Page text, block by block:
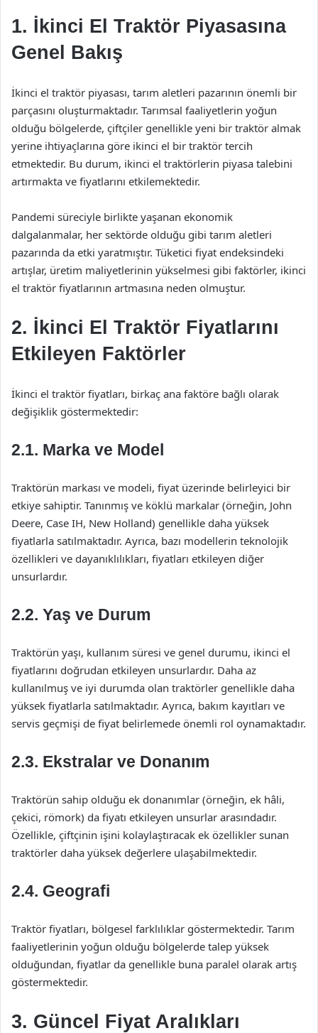
1. İkinci El Traktör Piyasasına
Genel Bakış
İkinci el traktör piyasası, tarım aletleri pazarının önemli bir
parçasını oluşturmaktadır. Tarımsal faaliyetlerin yoğun
olduğu bölgelerde, çiftçiler genellikle yeni bir traktör almak
yerine ihtiyaçlarına göre ikinci el bir traktör tercih
etmektedir. Bu durum, ikinci el traktörlerin piyasa talebini
artırmakta ve fiyatlarını etkilemektedir.
Pandemi süreciyle birlikte yaşanan ekonomik
dalgalanmalar, her sektörde olduğu gibi tarım aletleri
pazarında da etki yaratmıştır. Tüketici fiyat endeksindeki
artışlar, üretim maliyetlerinin yükselmesi gibi faktörler, ikinci
el traktör fiyatlarının artmasına neden olmuştur.
2. İkinci El Traktör Fiyatlarını
Etkileyen Faktörler
İkinci el traktör fiyatları, birkaç ana faktöre bağlı olarak
değişiklik göstermektedir:
2.1. Marka ve Model
Traktörün markası ve modeli, fiyat üzerinde belirleyici bir
etkiye sahiptir. Tanınmış ve köklü markalar (örneğin, John
Deere, Case IH, New Holland) genellikle daha yüksek
fiyatlarla satılmaktadır. Ayrıca, bazı modellerin teknolojik
özellikleri ve dayanıklılıkları, fiyatları etkileyen diğer
unsurlardır.
2.2. Yaş ve Durum
Traktörün yaşı, kullanım süresi ve genel durumu, ikinci el
fiyatlarını doğrudan etkileyen unsurlardır. Daha az
kullanılmuş ve iyi durumda olan traktörler genellikle daha
yüksek fiyatlarla satılmaktadır. Ayrıca, bakım kayıtları ve
servis geçmişi de fiyat belirlemede önemli rol oynamaktadır.
2.3. Ekstralar ve Donanım
Traktörün sahip olduğu ek donanımlar (örneğin, ek hâli,
çekici, römork) da fiyatı etkileyen unsurlar arasındadır.
Özellikle, çiftçinin işini kolaylaştıracak ek özellikler sunan
traktörler daha yüksek değerlere ulaşabilmektedir.
2.4. Geografi
Traktör fiyatları, bölgesel farklılıklar göstermektedir. Tarım
faaliyetlerinin yoğun olduğu bölgelerde talep yüksek
olduğundan, fiyatlar da genellikle buna paralel olarak artış
göstermektedir.
3. Güncel Fiyat Aralıkları